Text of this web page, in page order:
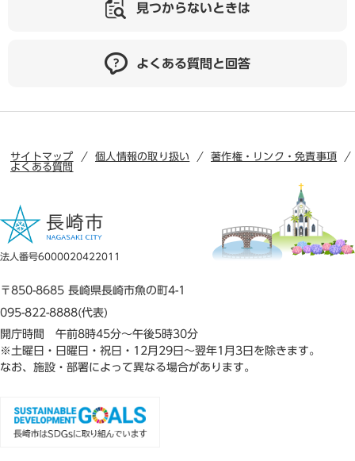
見つからないときは
よくある質問と回答
サイトマップ 個人情報の取り扱い
著作権・リンク・免責事項
よくある質問
法人番号6000020422011
〒850-8685 長崎県長崎市魚の町4-1
095-822-8888(代表)
開庁時間 午前8時45分～午後5時30分
※土曜日・日曜日・祝日・12月29日～翌年1月3日を除きます。
なお、施設・部署によって異なる場合があります。